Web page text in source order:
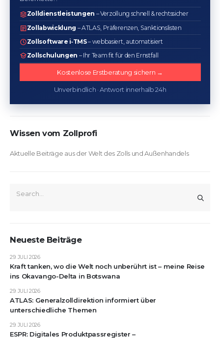
Zolldienstleistungen – Verzollung schnell & rechtssicher
Zollabwicklung – ATLAS, Präferenzen, Sanktionslisten
Zollsoftware i‑TMS– webbasiert, automatisiert
Zollschulungen – Ihr Team fit für den Ernstfall
Kostenlose Erstberatung sichern →
Unverbindlich · Antwort innerhalb 24h
Wissen vom Zollprofi
Aktuelle Beiträge aus der Welt des Zolls und Außenhandels
Neueste Beiträge
Kraft tanken, wo die Welt noch unberührt ist – meine Reise
ins Okavango-Delta in Botswana
29. JULI 2026
ATLAS: Generalzolldirektion informiert über
unterschiedliche Themen
29. JULI 2026
ESPR: Digitales Produktpassregister –
29. JULI 2026